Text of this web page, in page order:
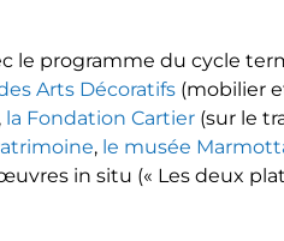
le programme du cycle
Arts Décoratifs (mobilier
la Fondation Cartier (sur le
, le musée
in situ (« Les deux